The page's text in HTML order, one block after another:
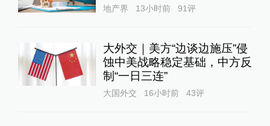
地产界 13小时前 91评
大外交｜美方“边谈边施压”侵
蚀中美战略稳定基础，中方反
制“一日三连”
大国外交 16小时前 43评